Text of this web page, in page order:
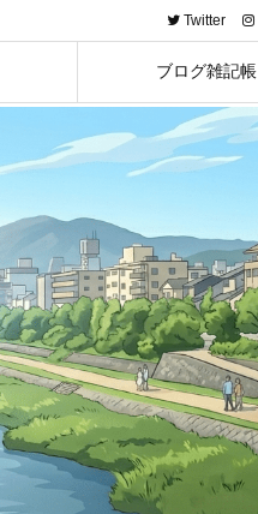
ブログ雑記帳
Twitter